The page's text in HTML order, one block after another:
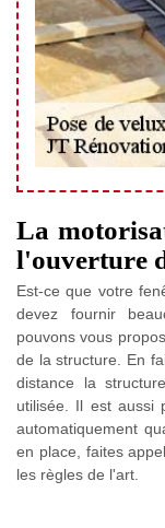
La
l'ouverture
Est-ce que votre
devez fournir
pouvons vous
de la structure. En
distance la
utilisée. Il est aussi
automatiquement
en place, faites
les règles de l'art.